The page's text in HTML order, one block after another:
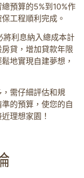
預算的5%到10%作
工程順利完成。
將利息納入總成本計
貸，增加貸款年限
地實現自建夢想，
需仔細評估和規
的預算，使您的自
理想家園！